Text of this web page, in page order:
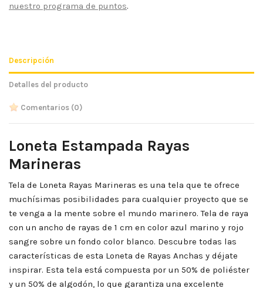
nuestro programa de puntos.
Descripción
Detalles del producto
Comentarios (0)
Loneta Estampada Rayas
Marineras
Tela de Loneta Rayas Marineras es una tela que te ofrece
muchísimas posibilidades para cualquier proyecto que se
te venga a la mente sobre el mundo marinero. Tela de raya
con un ancho de rayas de 1 cm en color azul marino y rojo
sangre sobre un fondo color blanco. Descubre todas las
características de esta Loneta de Rayas Anchas y déjate
inspirar. Esta tela está compuesta por un 50% de poliéster
y un 50% de algodón, lo que garantiza una excelente